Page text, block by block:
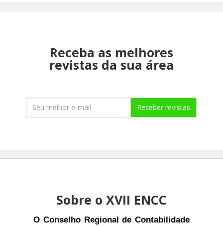
Receba as melhores
revistas da sua área
Receber revistas
Sobre o XVII ENCC
O Conselho Regional de Contabilidade